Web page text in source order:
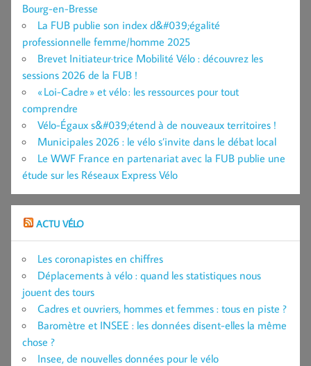
Bourg-en-Bresse
La FUB publie son index d&#039;égalité
professionnelle femme/homme 2025
Brevet Initiateur·trice Mobilité Vélo : découvrez les
sessions 2026 de la FUB !
« Loi-Cadre » et vélo : les ressources pour tout
comprendre
Vélo-Égaux s&#039;étend à de nouveaux territoires !
Municipales 2026 : le vélo s’invite dans le débat local
Le WWF France en partenariat avec la FUB publie une
étude sur les Réseaux Express Vélo
ACTU VÉLO
Les coronapistes en chiffres
Déplacements à vélo : quand les statistiques nous
jouent des tours
Cadres et ouvriers, hommes et femmes : tous en piste ?
Baromètre et INSEE : les données disent-elles la même
chose ?
Insee, de nouvelles données pour le vélo